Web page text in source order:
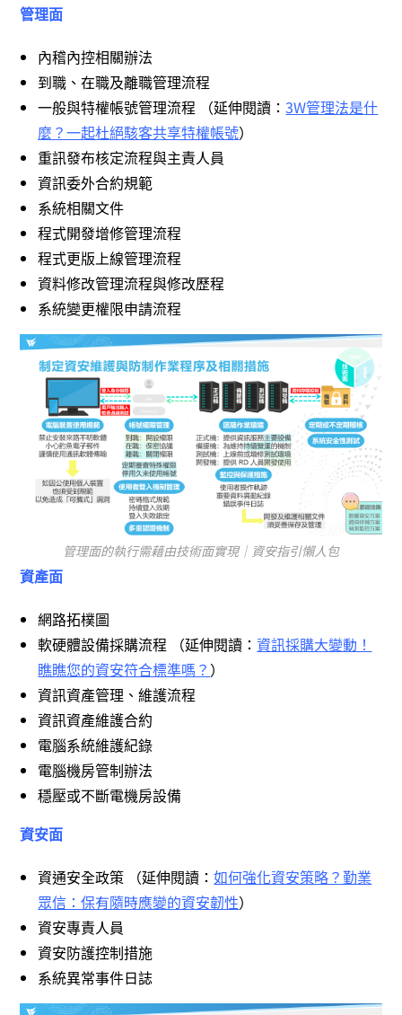
管理面
內稽內控相關辦法
到職、在職及離職管理流程
一般與特權帳號管理流程 （延伸閱讀：3W管理法是什
麼？一起杜絕駭客共享特權帳號）
重訊發布核定流程與主責人員
資訊委外合約規範
系統相關文件
程式開發增修管理流程
程式更版上線管理流程
資料修改管理流程與修改歷程
系統變更權限申請流程
管理面的執行需藉由技術面實現｜資安指引懶人包
資產面
網路拓樸圖
軟硬體設備採購流程 （延伸閱讀：資訊採購大變動！
瞧瞧您的資安符合標準嗎？ ）
資訊資產管理、維護流程
資訊資產維護合約
電腦系統維護紀錄
電腦機房管制辦法
穩壓或不斷電機房設備
資安面
資通安全政策 （延伸閱讀：如何強化資安策略？勤業
眾信：保有隨時應變的資安韌性）
資安專責人員
資安防護控制措施
系統異常事件日誌